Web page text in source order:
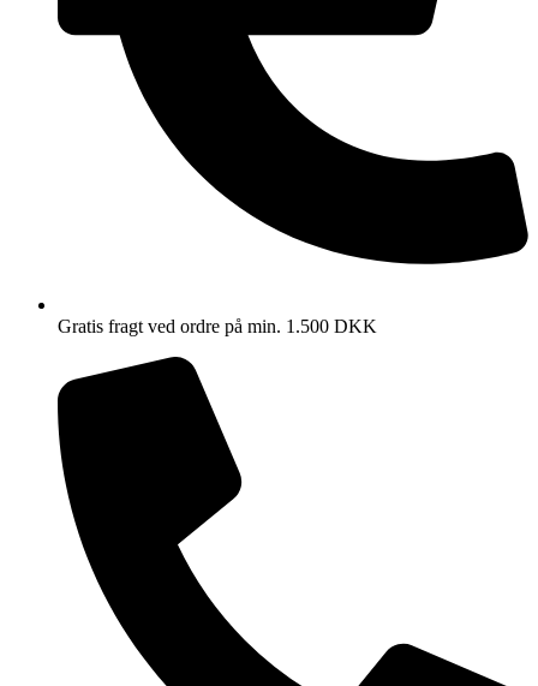
Gratis fragt ved ordre på min. 1.500 DKK